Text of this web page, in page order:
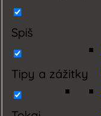
Spiš
Tipy a zážitky